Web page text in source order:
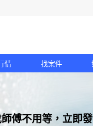
情 找案件
傅不用等，立即